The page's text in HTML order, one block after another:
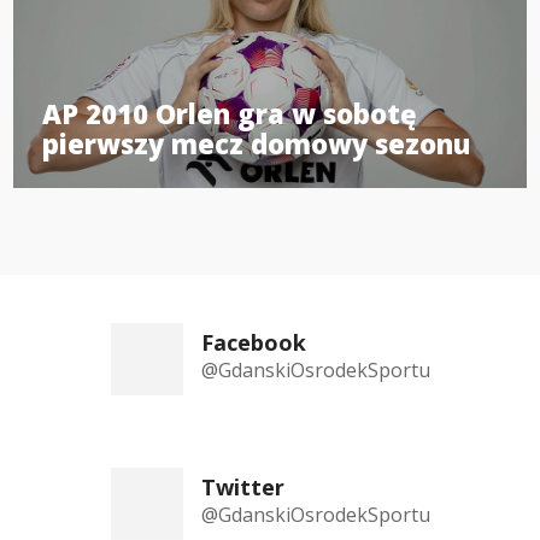
AP 2010 Orlen gra w sobotę
pierwszy mecz domowy sezonu
Facebook
@GdanskiOsrodekSportu
Twitter
@GdanskiOsrodekSportu